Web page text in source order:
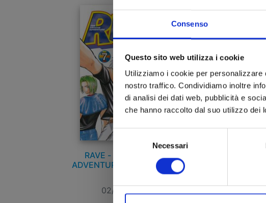
Consenso
Questo sito web utilizza i cookie
Utilizziamo i cookie per
nostro traffico. Condividiamo inoltre
di analisi dei dati web, pubblicità e
che hanno raccolto dal suo utilizzo dei
Selezione
Necessari
RAVE - THE GROOVE
ADVENTURE NEW EDITION
02/04/2024
RAVE -